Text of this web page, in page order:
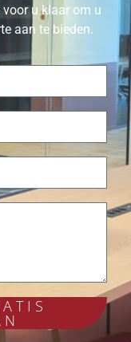
u klaar om u
aan te bieden.